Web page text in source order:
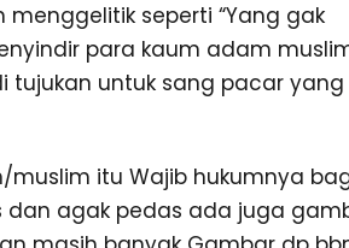
seperti “Yang gak
para kaum adam
tujukan untuk sang pacar yang
itu Wajib hukumnya
dan agak pedas ada juga